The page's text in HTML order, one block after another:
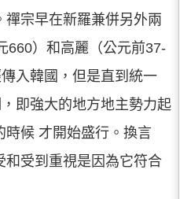
宗早在新羅兼併另外兩
660）和高麗（公元前37-
入韓國，但是直到統一
即強大的地方地主勢力起
時候 才開始盛行。換言
和受到重視是因為它符合